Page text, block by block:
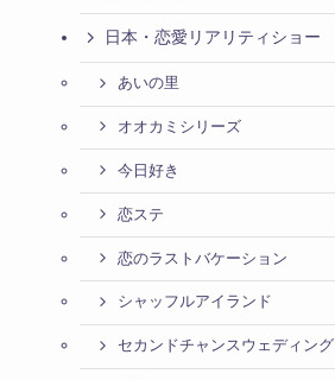
日本・恋愛リアリティショー
あいの里
オオカミシリーズ
今日好き
恋ステ
恋のラストバケーション
シャッフルアイランド
セカンドチャンスウェディング